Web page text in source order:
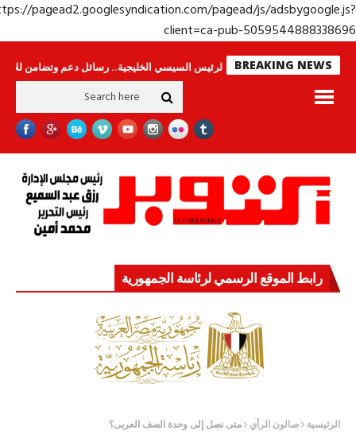
https://pagead2.googlesyndication.com/pagead/js/
client=ca-pub-
BREAKING NEWS
ينامون جولة الرئيس السيسي الخليجية.. رسائل دعم وتضامن للأشقاء
رابط الموقع الرسمي لرئاسة الجمهورية
الرئيسية صالون الرأي متى نصل إلى وحدة الصف العربى؟